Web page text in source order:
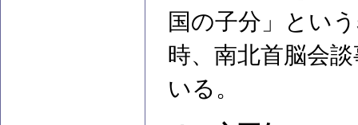
国の子分」とい
時、南北首脳会
いる。